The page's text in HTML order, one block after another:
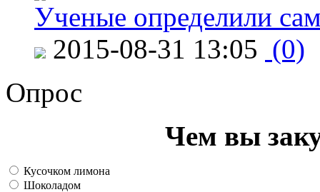
Ученые определили
2015-08-31 13:05 (0)
Опрос
Чем вы
Кусочком лимона
Шоколадом